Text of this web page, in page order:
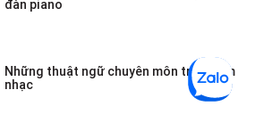
đàn piano
Những thuật ngữ chuyên môn trong âm
nhạc